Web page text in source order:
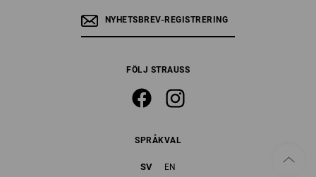
NYHETSBREV-REGISTRERING
FÖLJ STRAUSS
SPRÅKVAL
SV EN